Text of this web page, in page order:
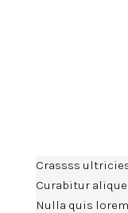
Crassss
Curabitur
Nulla quis